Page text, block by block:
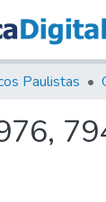
Paulistas